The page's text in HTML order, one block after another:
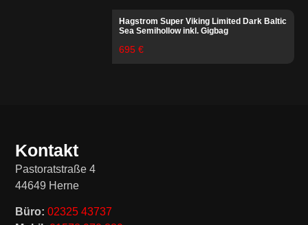
Hagstrom Super Viking Limited Dark Baltic
Sea Semihollow inkl. Gigbag
695 €
Kontakt
Pastoratstraße 4
44649 Herne
Büro: 02325 43737